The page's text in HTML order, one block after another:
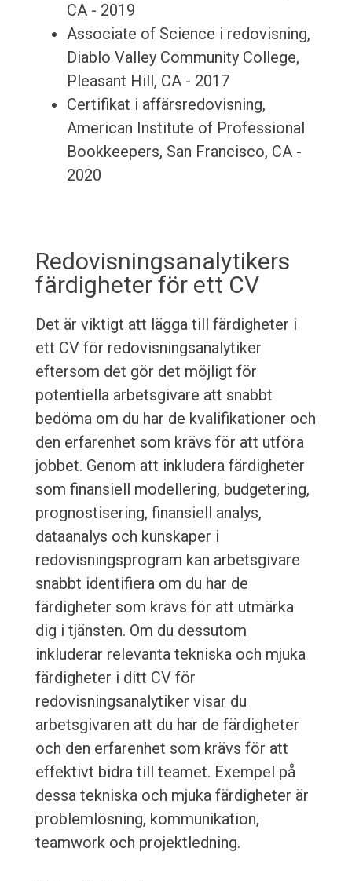
CA - 2019
Associate of Science i redovisning,
Diablo Valley Community College,
Pleasant Hill, CA - 2017
Certifikat i affärsredovisning,
American Institute of Professional
Bookkeepers, San Francisco, CA -
2020
Redovisningsanalytikers
färdigheter för ett CV
Det är viktigt att lägga till färdigheter i
ett CV för redovisningsanalytiker
eftersom det gör det möjligt för
potentiella arbetsgivare att snabbt
bedöma om du har de kvalifikationer och
den erfarenhet som krävs för att utföra
jobbet. Genom att inkludera färdigheter
som finansiell modellering, budgetering,
prognostisering, finansiell analys,
dataanalys och kunskaper i
redovisningsprogram kan arbetsgivare
snabbt identifiera om du har de
färdigheter som krävs för att utmärka
dig i tjänsten. Om du dessutom
inkluderar relevanta tekniska och mjuka
färdigheter i ditt CV för
redovisningsanalytiker visar du
arbetsgivaren att du har de färdigheter
och den erfarenhet som krävs för att
effektivt bidra till teamet. Exempel på
dessa tekniska och mjuka färdigheter är
problemlösning, kommunikation,
teamwork och projektledning.